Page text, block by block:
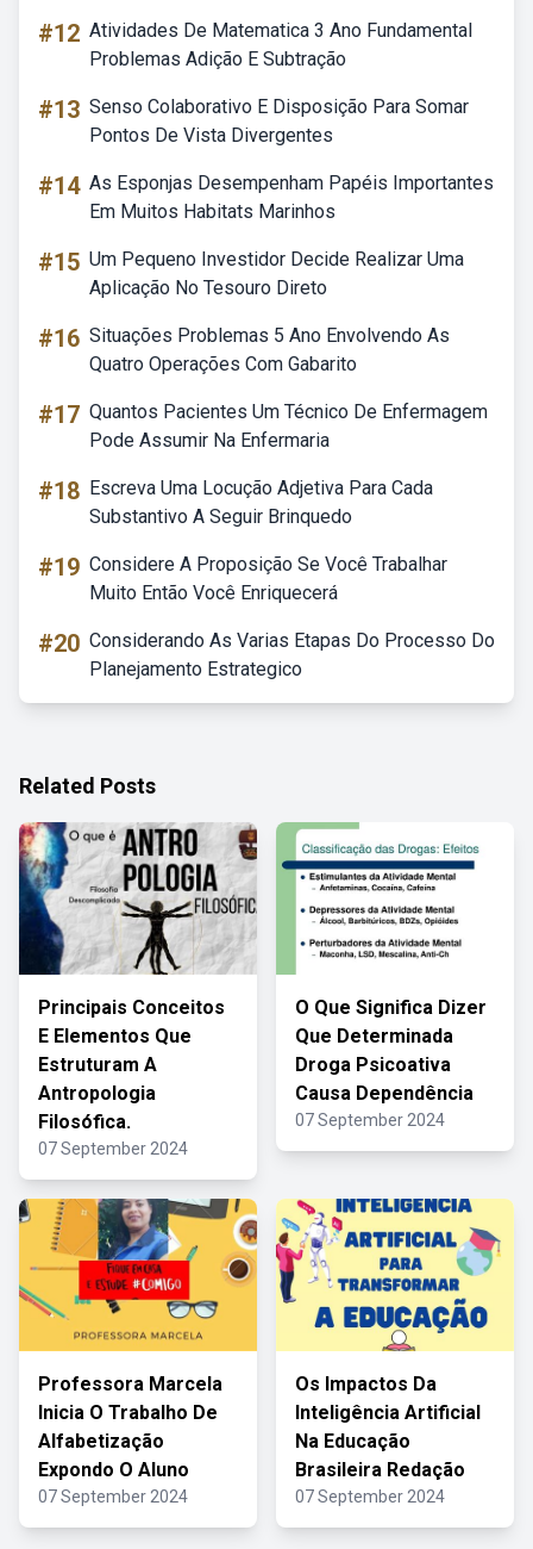
#12 Atividades De Matematica 3 Ano Fundamental
Problemas Adição E Subtração
#13 Senso Colaborativo E Disposição Para Somar
Pontos De Vista Divergentes
#14 As Esponjas Desempenham Papéis Importantes
Em Muitos Habitats Marinhos
#15 Um Pequeno Investidor Decide Realizar Uma
Aplicação No Tesouro Direto
#16 Situações Problemas 5 Ano Envolvendo As
Quatro Operações Com Gabarito
#17 Quantos Pacientes Um Técnico De Enfermagem
Pode Assumir Na Enfermaria
#18 Escreva Uma Locução Adjetiva Para Cada
Substantivo A Seguir Brinquedo
#19 Considere A Proposição Se Você Trabalhar
Muito Então Você Enriquecerá
#20 Considerando As Varias Etapas Do Processo Do
Planejamento Estrategico
Related Posts
Principais Conceitos
E Elementos Que
Estruturam A
Antropologia
Filosófica.
07 September 2024
O Que Significa Dizer
Que Determinada
Droga Psicoativa
Causa Dependência
07 September 2024
Professora Marcela
Inicia O Trabalho De
Alfabetização
Expondo O Aluno
07 September 2024
Os Impactos Da
Inteligência Artificial
Na Educação
Brasileira Redação
07 September 2024